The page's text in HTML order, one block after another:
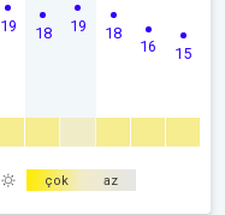
19 18 19 18
16 15
çok az